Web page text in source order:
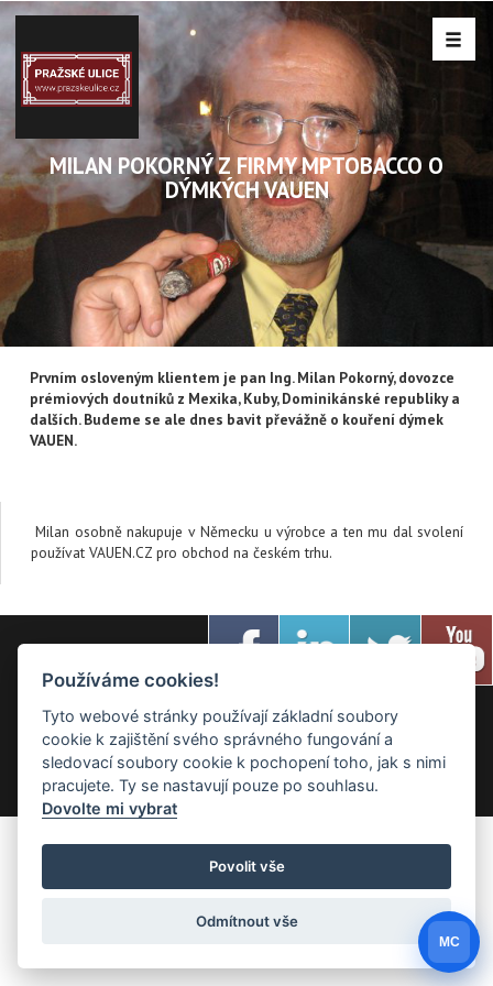
MILAN POKORNÝ Z FIRMY MPTOBACCO O
DÝMKÝCH VAUEN
Prvním osloveným klientem je pan Ing. Milan Pokorný, dovozce
prémiových doutníků z Mexika, Kuby, Dominikánské republiky a
dalších. Budeme se ale dnes bavit převážně o kouření dýmek
VAUEN.
Milan osobně nakupuje v Německu u výrobce a ten mu dal svolení
používat VAUEN.CZ pro obchod na českém trhu.
Created byRoman Kunert and his team| Powered byPublicMC
Supported by Akademie AI&MediaMC| © 2005 - 2026
Používáme cookies!
Tyto webové stránky používají základní soubory
cookie k zajištění svého správného fungování a
sledovací soubory cookie k pochopení toho, jak s nimi
pracujete. Ty se nastavují pouze po souhlasu.
Dovolte mi vybrat
Povolit vše
Odmítnout vše
MC